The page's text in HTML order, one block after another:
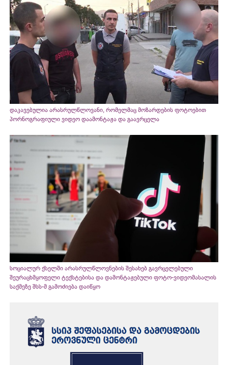
დაკავებულია არასრულწლოვანი, რომელმაც მოზარდების ფოტოებით
პორნოგრაფიული ვიდეო დაამონტაჟა და გაავრცელა
სოციალურ ქსელში არასრულწლოვნების შესახებ გავრცელებული
შეურაცხმყოფელი ტექსტებისა და დამონტაჟებული ფოტო-ვიდეომასალის
საქმეზე შსს-მ გამოძიება დაიწყო